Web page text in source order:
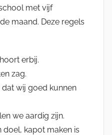
met vijf
maand. Deze regels
erbij.
zag.
wij goed kunnen
we aardig zijn.
doel, kapot maken is